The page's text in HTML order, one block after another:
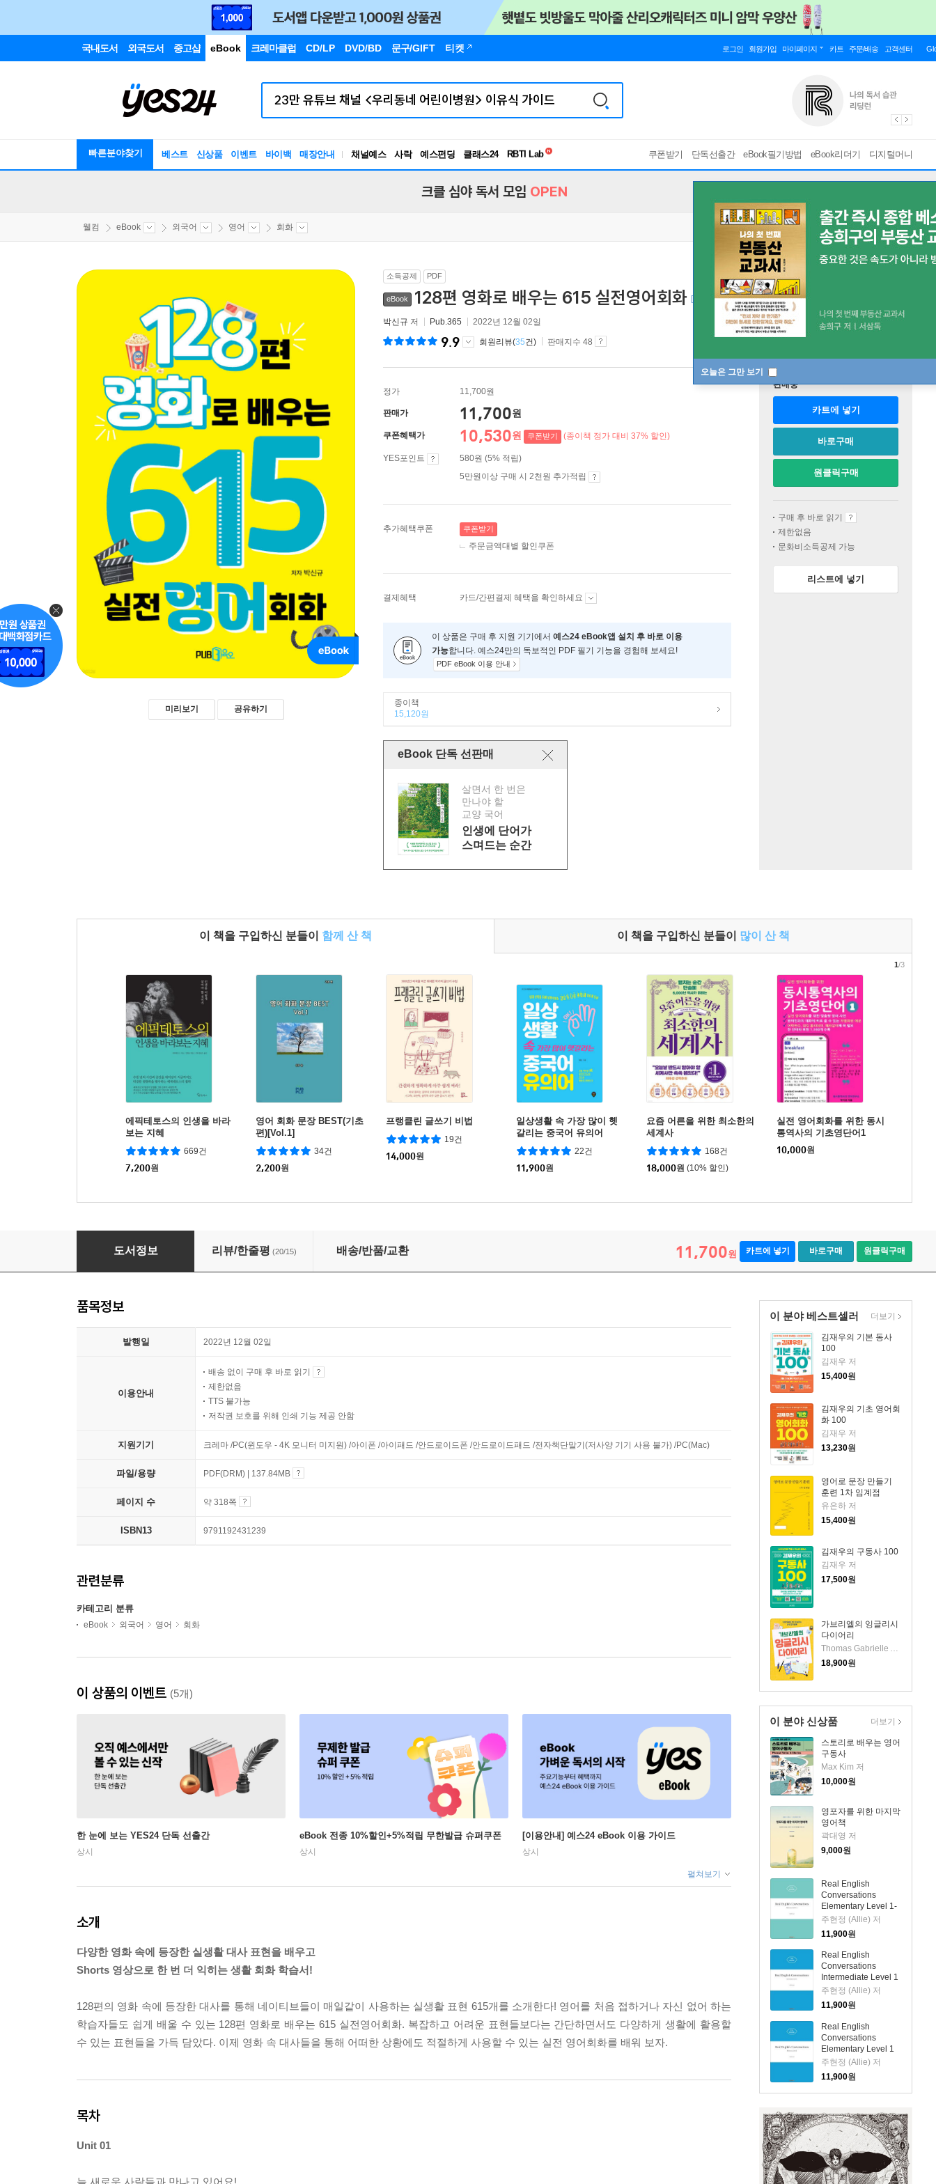
국내도서 외국도서 중고샵 eBook 크레마클럽 CD/LP DVD/BD 문구/GIFT 티켓 로그인 회원가입 마이페이지 카트 주문/배송 고객센터
빠른분야찾기 베스트 신상품 이벤트 바이백 매장안내 채널예스 사락 예스펀딩 클래스24
독서유형검사
쿠폰받기 단독선출간 eBook필기방법 eBook리더기 디지털머니
오늘은 그만 보기
크클 심야 독서 모임 OPEN
웰컴 eBook 외국어 영어 회화
미리보기 공유하기
소득공제 PDF
eBook 128편 영화로 배우는 615 실전영어회화 [ PDF ]
박신규 저 Pub.365 2022년 12월 02일
9.9 회원리뷰(35건) 판매지수 48
정가 11,700원
판매가 11,700원
쿠폰혜택가 10,530원 쿠폰받기 (종이책 정가 대비 37% 할인)
YES포인트
580원 (5% 적립)
5만원이상 구매 시 2천원 추가적립
추가혜택쿠폰 쿠폰받기
주문금액대별 할인쿠폰
결제혜택 카드/간편결제 혜택을 확인하세요
이 상품은 구매 후 지원 기기에서 예스24 eBook앱 설치 후 바로 이용
가능합니다. 예스24만의 독보적인 PDF 필기 기능을 경험해 보세요!
PDF eBook 이용 안내
종이책
15,120원
eBook 단독 선판매
살면서 한 번은
만나야 할
교양 국어
인생에 단어가
스며드는 순간
판매중
카트에 넣기
바로구매
원클릭구매
구매 후 바로 읽기
제한없음
문화비소득공제 가능
리스트에 넣기
이 책을 구입하신 분들이 함께 산 책 이 책을 구입하신 분들이 많이 산 책
에픽테토스의 인생을 바라
보는 지혜
669건
7,200원
영어 회화 문장 BEST(기초
편)[Vol.1]
34건
2,200원
프랭클린 글쓰기 비법
19건
14,000원
일상생활 속 가장 많이 헷
갈리는 중국어 유의어
22건
11,900원
요즘 어른을 위한 최소한의
세계사
168건
18,000원 (10% 할인)
실전 영어회화를 위한 동시
통역사의 기초영단어1
10,000원
1/3
128편 영화로 배우는 615 실전영어회화
도서정보 리뷰/한줄평 (20/15) 배송/반품/교환 11,700원 카트에 넣기 바로구매 원클릭구매
이 분야 베스트셀러
김재우의 기본 동사
100
김재우 저
15,400원
김재우의 기초 영어회
화 100
김재우 저
13,230원
영어로 문장 만들기
훈련 1차 임계점
유은하 저
15,400원
김재우의 구동사 100
김재우 저
17,500원
가브리엘의 잉글리시
다이어리
Thomas Gabrielle Allanta 저
18,900원
더보기
이 분야 신상품
스토리로 배우는 영어
구동사
Max Kim 저
10,000원
영포자를 위한 마지막
영어책
곽대영 저
9,000원
Real English
Conversations
Elementary Level 1-
1
주현정 (Allie) 저
11,900원
Real English
Conversations
Intermediate Level 1
주현정 (Allie) 저
11,900원
Real English
Conversations
Elementary Level 1
주현정 (Allie) 저
11,900원
더보기
품목정보
발행일 2022년 12월 02일
이용안내
배송 없이 구매 후 바로 읽기
제한없음
TTS 불가능
저작권 보호를 위해 인쇄 기능 제공 안함
지원기기 크레마 /PC(윈도우 - 4K 모니터 미지원) /아이폰 /아이패드 /안드로이드폰 /안드로이드패드 /전자책단말기(저사양 기기 사용 불가) /PC(Mac)
파일/용량 PDF(DRM) | 137.84MB
페이지 수 약 318쪽
ISBN13 9791192431239
관련분류
카테고리 분류
eBook 외국어 영어 회화
이 상품의 이벤트 (5개)
한 눈에 보는 YES24 단독 선출간
상시
eBook 전종 10%할인+5%적립 무한발급 슈퍼쿠폰
상시
[이용안내] 예스24 eBook 이용 가이드
상시
펼쳐보기
소개
다양한 영화 속에 등장한 실생활 대사 표현을 배우고
Shorts 영상으로 한 번 더 익히는 생활 회화 학습서!
128편의 영화 속에 등장한 대사를 통해 네이티브들이 매일같이 사용하는 실생활 표현 615개를 소개한다! 영어를 처음 접하거나 자신 없어 하는
학습자들도 쉽게 배울 수 있는 128편 영화로 배우는 615 실전영어회화. 복잡하고 어려운 표현들보다는 간단하면서도 다양하게 생활에 활용할
수 있는 표현들을 가득 담았다. 이제 영화 속 대사들을 통해 어떠한 상황에도 적절하게 사용할 수 있는 실전 영어회화를 배워 보자.
목차
Unit 01
늘 새로운 사람들과 만나고 있어요!